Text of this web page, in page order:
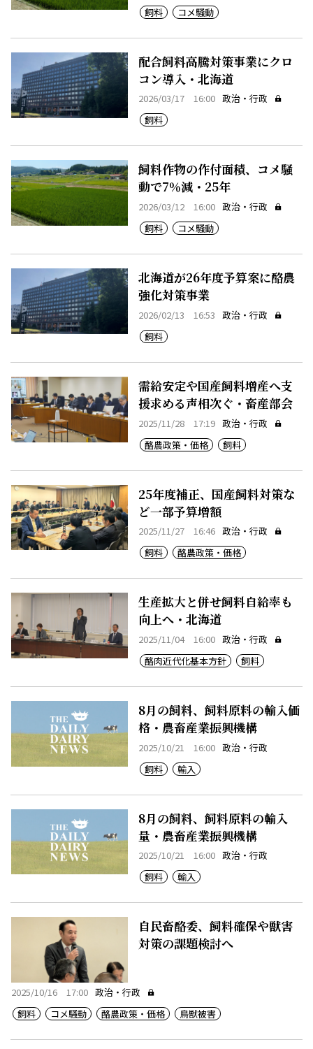
飼料
コメ騒動
配合飼料高騰対策事業にクロ
コン導入・北海道
2026/03/17 16:00 政治・行政
飼料
飼料作物の作付面積、コメ騒
動で7％減・25年
2026/03/12 16:00 政治・行政
飼料
コメ騒動
北海道が26年度予算案に酪農
強化対策事業
2026/02/13 16:53 政治・行政
飼料
需給安定や国産飼料増産へ支
援求める声相次ぐ・畜産部会
2025/11/28 17:19 政治・行政
酪農政策・価格
飼料
25年度補正、国産飼料対策な
ど一部予算増額
2025/11/27 16:46 政治・行政
飼料
酪農政策・価格
生産拡大と併せ飼料自給率も
向上へ・北海道
2025/11/04 16:00 政治・行政
酪肉近代化基本方針
飼料
8月の飼料、飼料原料の輸入価
格・農畜産業振興機構
2025/10/21 16:00 政治・行政
飼料
輸入
8月の飼料、飼料原料の輸入
量・農畜産業振興機構
2025/10/21 16:00 政治・行政
飼料
輸入
自民畜酪委、飼料確保や獣害
対策の課題検討へ
2025/10/16 17:00 政治・行政
飼料
コメ騒動 酪農政策・価格 鳥獣被害